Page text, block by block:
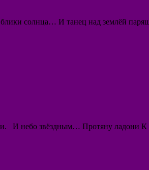
блики солнца… И танец над землёй
И небо звёздным… Протяну ладони К